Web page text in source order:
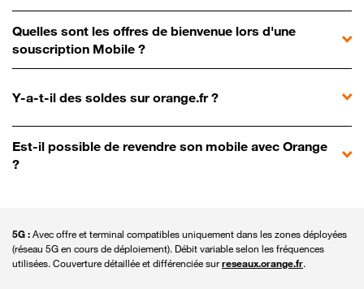
Quelles sont les offres de bienvenue lors d'une
souscription Mobile ?
Y-a-t-il des soldes sur orange.fr ?
Est-il possible de revendre son mobile avec Orange
?
5G :Avec offre et terminal compatibles uniquement dans les zones déployées
(réseau 5G en cours de déploiement). Débit variable selon les fréquences
utilisées. Couverture détaillée et différenciée surreseaux.orange.fr.